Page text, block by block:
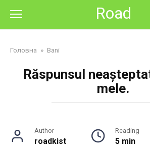
content
Road
Головна » Bani
Răspunsul
mele.
Author
roadkist
Reading
5 min